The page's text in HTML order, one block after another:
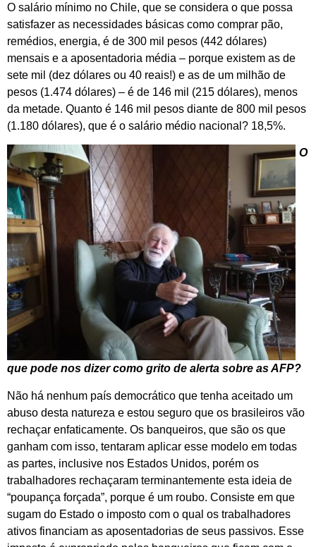
O salário mínimo no Chile, que se considera o que possa
satisfazer as necessidades básicas como comprar pão,
remédios, energia, é de 300 mil pesos (442 dólares)
mensais e a aposentadoria média – porque existem as de
sete mil (dez dólares ou 40 reais!) e as de um milhão de
pesos (1.474 dólares) – é de 146 mil (215 dólares), menos
da metade. Quanto é 146 mil pesos diante de 800 mil pesos
(1.180 dólares), que é o salário médio nacional? 18,5%.
O
que pode nos dizer como grito de alerta sobre as AFP?
Não há nenhum país democrático que tenha aceitado um
abuso desta natureza e estou seguro que os brasileiros vão
rechaçar enfaticamente. Os banqueiros, que são os que
ganham com isso, tentaram aplicar esse modelo em todas
as partes, inclusive nos Estados Unidos, porém os
trabalhadores rechaçaram terminantemente esta ideia de
“poupança forçada”, porque é um roubo. Consiste em que
sugam do Estado o imposto com o qual os trabalhadores
ativos financiam as aposentadorias de seus passivos. Esse